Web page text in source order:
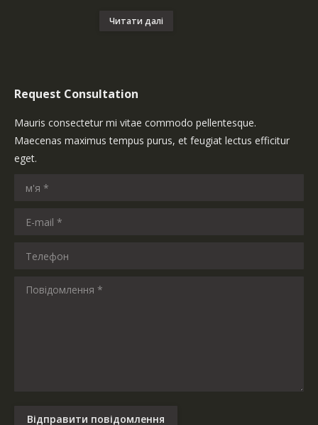
Читати далі
Request Consultation
Mauris consectetur mi vitae commodo pellentesque.
Maecenas maximus tempus purus, et feugiat lectus efficitur
eget.
м'я *
E-mail *
Телефон
Повідомлення *
Відправити повідомлення